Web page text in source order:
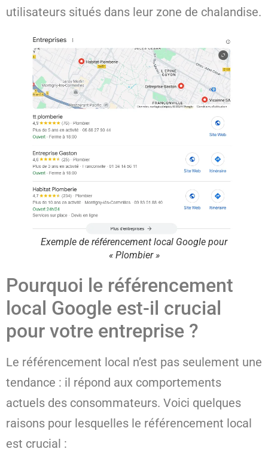
utilisateurs situés dans leur zone de chalandise.
Exemple de référencement local Google pour
« Plombier »
Pourquoi le référencement
local Google est-il crucial
pour votre entreprise ?
Le référencement local n’est pas seulement une
tendance : il répond aux comportements
actuels des consommateurs. Voici quelques
raisons pour lesquelles le référencement local
est crucial :